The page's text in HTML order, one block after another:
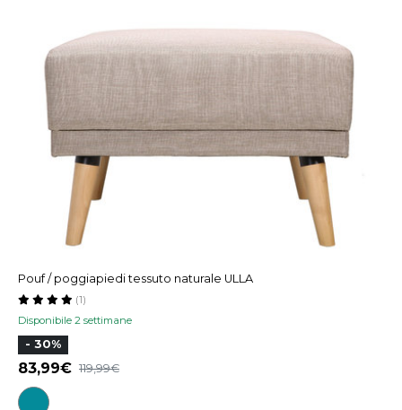
Pouf / poggiapiedi tessuto naturale ULLA
Disponibile 2 settimane
(1)
- 30%
83,99 119,99